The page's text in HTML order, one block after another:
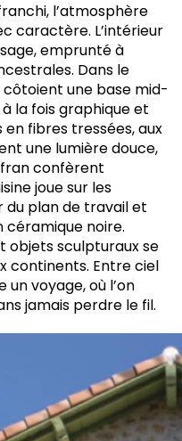
l’atmosphère
caractère. L’intérieur
emprunté à
Dans le
une base mid-
la fois graphique et
fibres tressées, aux
une lumière douce,
confèrent
joue sur les
plan de travail et
noire.
objets sculpturaux se
continents. Entre ciel
voyage, où l’on
jamais perdre le fil.